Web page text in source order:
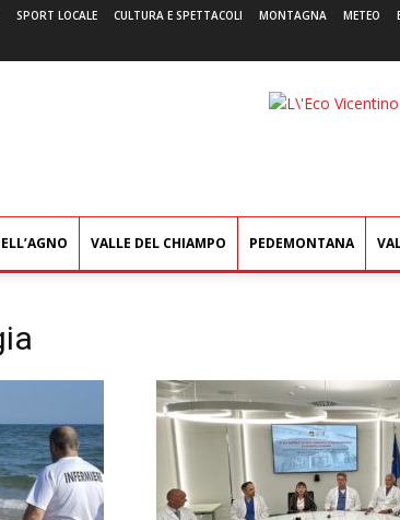
SPORT LOCALE CULTURA E SPETTACOLI MONTAGNA METEO
L'Eco
VALLE DEL CHIAMPO PEDEMONTANA